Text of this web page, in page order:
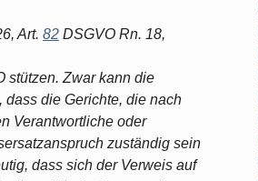
Art. 82 DSGVO Rn. 18,
stützen. Zwar kann die
die Gerichte, die nach
Verantwortliche oder
zuständig sein
dass sich der Verweis auf